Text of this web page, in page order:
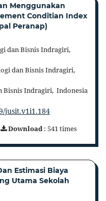
Menggunakan
Conditian Index
Peranap)
dan Bisnis Indragiri,
dan Bisnis Indragiri,
Bisnis Indragiri, Indonesia
jusit.v1i1.184
Download: 541 times
Estimasi Biaya
Utama Sekolah